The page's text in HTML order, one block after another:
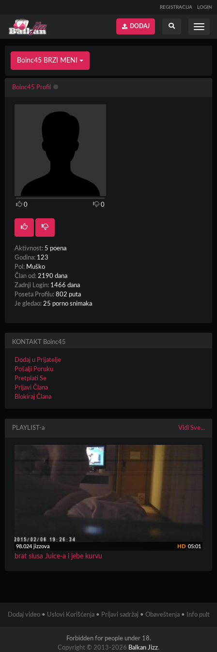
REGISTRACIJA LOGIN
Prikaži
DODAJ
Boinc45 BRZI MENI
Boinc45 Profil
0 0
Aktivnost: 5 poena
Godina: 123
Pol: Muško
Član od: 2190 dana
Zadnji Login: 1466 dana
Poseta Profilu: 802 puta
Je gledao: 25 porno snimaka
KONTAKT Boinc45
Dodaj u Prijatelje
Pošalji Poruku
Pretplati Se
Prijavi Člana
Blokiraj Člana
PLAYLIST-a Vidi Sve...
98.024 jizzova 05:01
HD
brat slusa Juice-a i jebe kurvu
Dodaj video • Uslovi Korišćenja • Prijavi sadržaj • Obaveštenja • Info pult
Forbidden for people under 18.
Copyright © 2013-2026 Balkan Jizz.